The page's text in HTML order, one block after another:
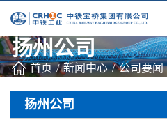
扬州公司
首页 / 新闻中心 / 公司要闻
扬州公司